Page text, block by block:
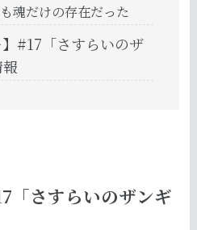
魂だけの存在だった
】#17「さすらいのザ
「さすらいのザンギ